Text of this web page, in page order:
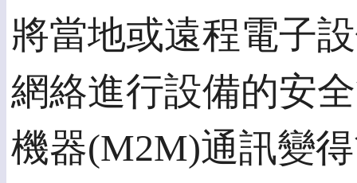
將當地或遠程電子
網絡進行設備的安
機器(M2M)通訊變